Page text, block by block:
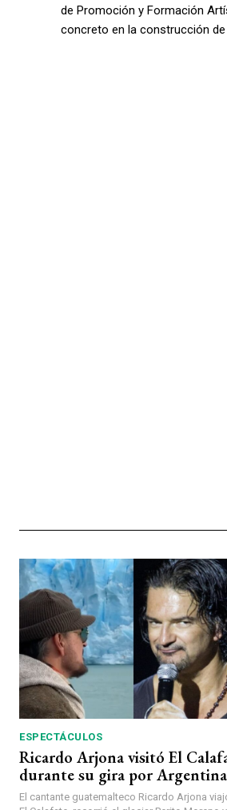
de Promoción y Formación
concreto en la construcción de
ESPECTÁCULOS
Ricardo Arjona visitó El
durante su gira por Argentina
El cantante guatemalteco Ricardo Arjona